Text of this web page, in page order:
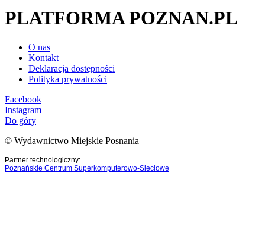
PLATFORMA POZNAN.PL
O nas
Kontakt
Deklaracja dostępności
Polityka prywatności
Facebook
Instagram
Do góry
© Wydawnictwo Miejskie Posnania
Partner technologiczny:
Poznańskie Centrum Superkomputerowo-Sieciowe